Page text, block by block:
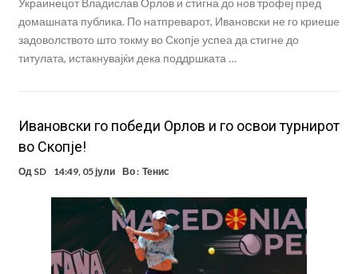
Украинецот Владислав Орлов и стигна до нов трофеј пред
домашната публика. По натпреварот, Ивановски не го криеше
задоволството што токму во Скопје успеа да стигне до
титулата, истакнувајќи дека поддршката …
Ивановски го победи Орлов и го освои турнирот
во Скопје!
Од SD 14:49, 05 јули Во : Тенис